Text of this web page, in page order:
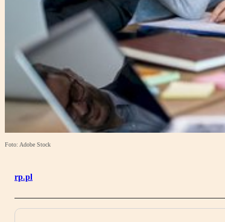
Foto: Adobe Stock
rp.pl